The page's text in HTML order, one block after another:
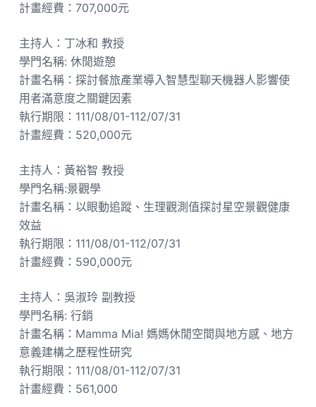
計畫經費：707,000元
主持人：丁冰和 教授
學門名稱: 休閒遊憩
計畫名稱：探討餐旅產業導入智慧型聊天機器人影響使
用者滿意度之關鍵因素
執行期限：111/08/01-112/07/31
計畫經費：520,000元
主持人：黃裕智 教授
學門名稱:景觀學
計畫名稱：以眼動追蹤、生理觀測值探討星空景觀健康
效益
執行期限：111/08/01-112/07/31
計畫經費：590,000元
主持人：吳淑玲 副教授
學門名稱: 行銷
計畫名稱：Mamma Mia! 媽媽休閒空間與地方感、地方
意義建構之歷程性研究
執行期限：111/08/01-112/07/31
計畫經費：561,000